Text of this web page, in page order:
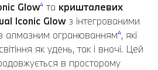
Glow⁴ та кришталевих
Iconic Glowз інтегрованими
алмазним огранюванням⁴, які
як удень, так і вночі. Цей
в просторому